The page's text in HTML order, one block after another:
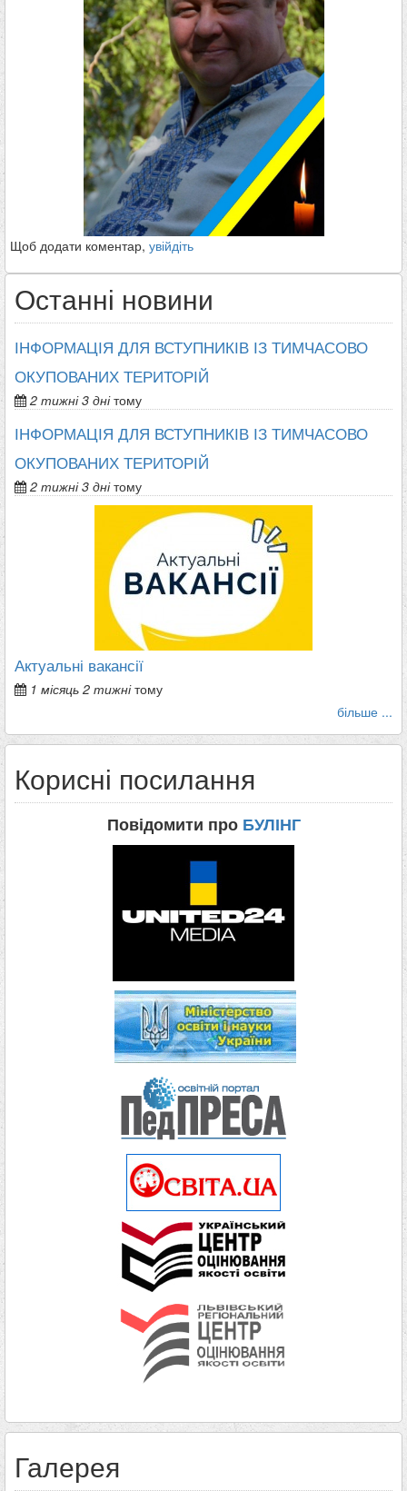
Щоб додати коментар, увійдіть
Останні новини
ІНФОРМАЦІЯ ДЛЯ ВСТУПНИКІВ ІЗ ТИМЧАСОВО
ОКУПОВАНИХ ТЕРИТОРІЙ
2 тижні 3 днітому
ІНФОРМАЦІЯ ДЛЯ ВСТУПНИКІВ ІЗ ТИМЧАСОВО
ОКУПОВАНИХ ТЕРИТОРІЙ
2 тижні 3 днітому
Актуальні вакансії
1 місяць 2 тижнітому
більше ...
Корисні посилання
Повідомити про БУЛІНГ
Галерея